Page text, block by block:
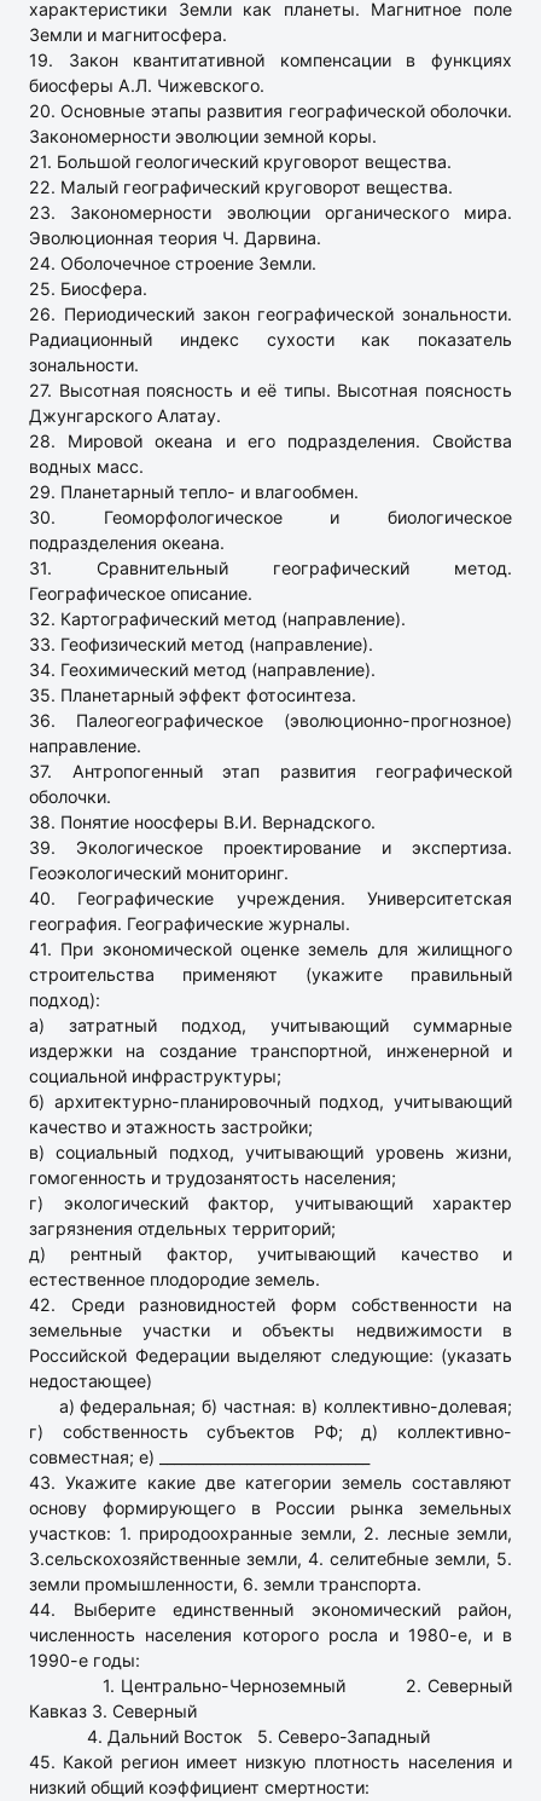
характеристики Земли как планеты. Магнитное поле
Земли и магнитосфера.
19. Закон квантитативной компенсации в функциях
биосферы А.Л. Чижевского.
20. Основные этапы развития географической оболочки.
Закономерности эволюции земной коры.
21. Большой геологический круговорот вещества.
22. Малый географический круговорот вещества.
23. Закономерности эволюции органического мира.
Эволюционная теория Ч. Дарвина.
24. Оболочечное строение Земли.
25. Биосфера.
26. Периодический закон географической зональности.
Радиационный индекс сухости как показатель
зональности.
27. Высотная поясность и её типы. Высотная поясность
Джунгарского Алатау.
28. Мировой океана и его подразделения. Свойства
водных масс.
29. Планетарный тепло- и влагообмен.
30. Геоморфологическое и биологическое
подразделения океана.
31. Сравнительный географический метод.
Географическое описание.
32. Картографический метод (направление).
33. Геофизический метод (направление).
34. Геохимический метод (направление).
35. Планетарный эффект фотосинтеза.
36. Палеогеографическое (эволюционно-прогнозное)
направление.
37. Антропогенный этап развития географической
оболочки.
38. Понятие ноосферы В.И. Вернадского.
39. Экологическое проектирование и экспертиза.
Геоэкологический мониторинг.
40. Географические учреждения. Университетская
география. Географические журналы.
41. При экономической оценке земель для жилищного
строительства применяют (укажите правильный
подход):
а) затратный подход, учитывающий суммарные
издержки на создание транспортной, инженерной и
социальной инфраструктуры;
б) архитектурно-планировочный подход, учитывающий
качество и этажность застройки;
в) социальный подход, учитывающий уровень жизни,
гомогенность и трудозанятость населения;
г) экологический фактор, учитывающий характер
загрязнения отдельных территорий;
д) рентный фактор, учитывающий качество и
естественное плодородие земель.
42. Среди разновидностей форм собственности на
земельные участки и объекты недвижимости в
Российской Федерации выделяют следующие: (указать
недостающее)
а) федеральная; б) частная: в) коллективно-долевая;
г) собственность субъектов РФ; д) коллективно-
совместная; е) _____________________________
43. Укажите какие две категории земель составляют
основу формирующего в России рынка земельных
участков: 1. природоохранные земли, 2. лесные земли,
3.сельскохозяйственные земли, 4. селитебные земли, 5.
земли промышленности, 6. земли транспорта.
44. Выберите единственный экономический район,
численность населения которого росла и 1980-е, и в
1990-е годы:
1. Центрально-Черноземный 2. Северный
Кавказ 3. Северный
4. Дальний Восток 5. Северо-Западный
45. Какой регион имеет низкую плотность населения и
низкий общий коэффициент смертности: